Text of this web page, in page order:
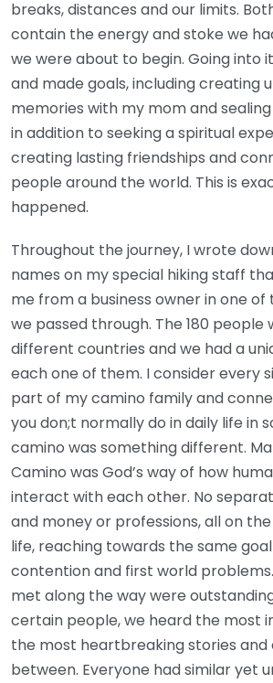
breaks, distances and our limits.
contain the energy and stoke we
we were about to begin. Going into
and made goals, including creating
memories with my mom and
in addition to seeking a spiritual
creating lasting friendships and
people around the world. This is
happened.
Throughout the journey, I wrote
names on my special hiking staff
me from a business owner in one
we passed through. The 180 people
different countries and we had a
each one of them. I consider every
part of my camino family and
you don;t normally do in daily life in
camino was something different.
Camino was God’s way of how
interact with each other. No
and money or professions, all on
life, reaching towards the same
contention and first world
met along the way were
certain people, we heard the most
the most heartbreaking stories and
between. Everyone had similar yet